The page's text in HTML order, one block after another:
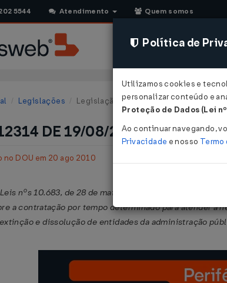
5544 Atendimento Quem somos
Legislações Legislação Federal
DE 19/08/2010
no DOU em 20 ago 2010
nºs 10.683, de 28 de maio de 2003, que dispõe
a contratação por tempo determinado para atender a
e dissolução de entidades da administração
Política de
Utilizamos cookies e
personalizar conteúdo e
Proteção de Dados (Lei
Ao continuar navegando,
Privacidade e nosso Termo